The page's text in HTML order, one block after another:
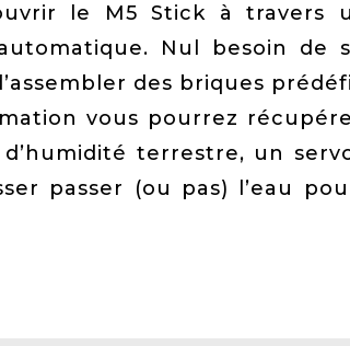
le M5 Stick à travers
Nul besoin de
des briques
vous pourrez
terrestre, un
passer (ou pas) l’eau